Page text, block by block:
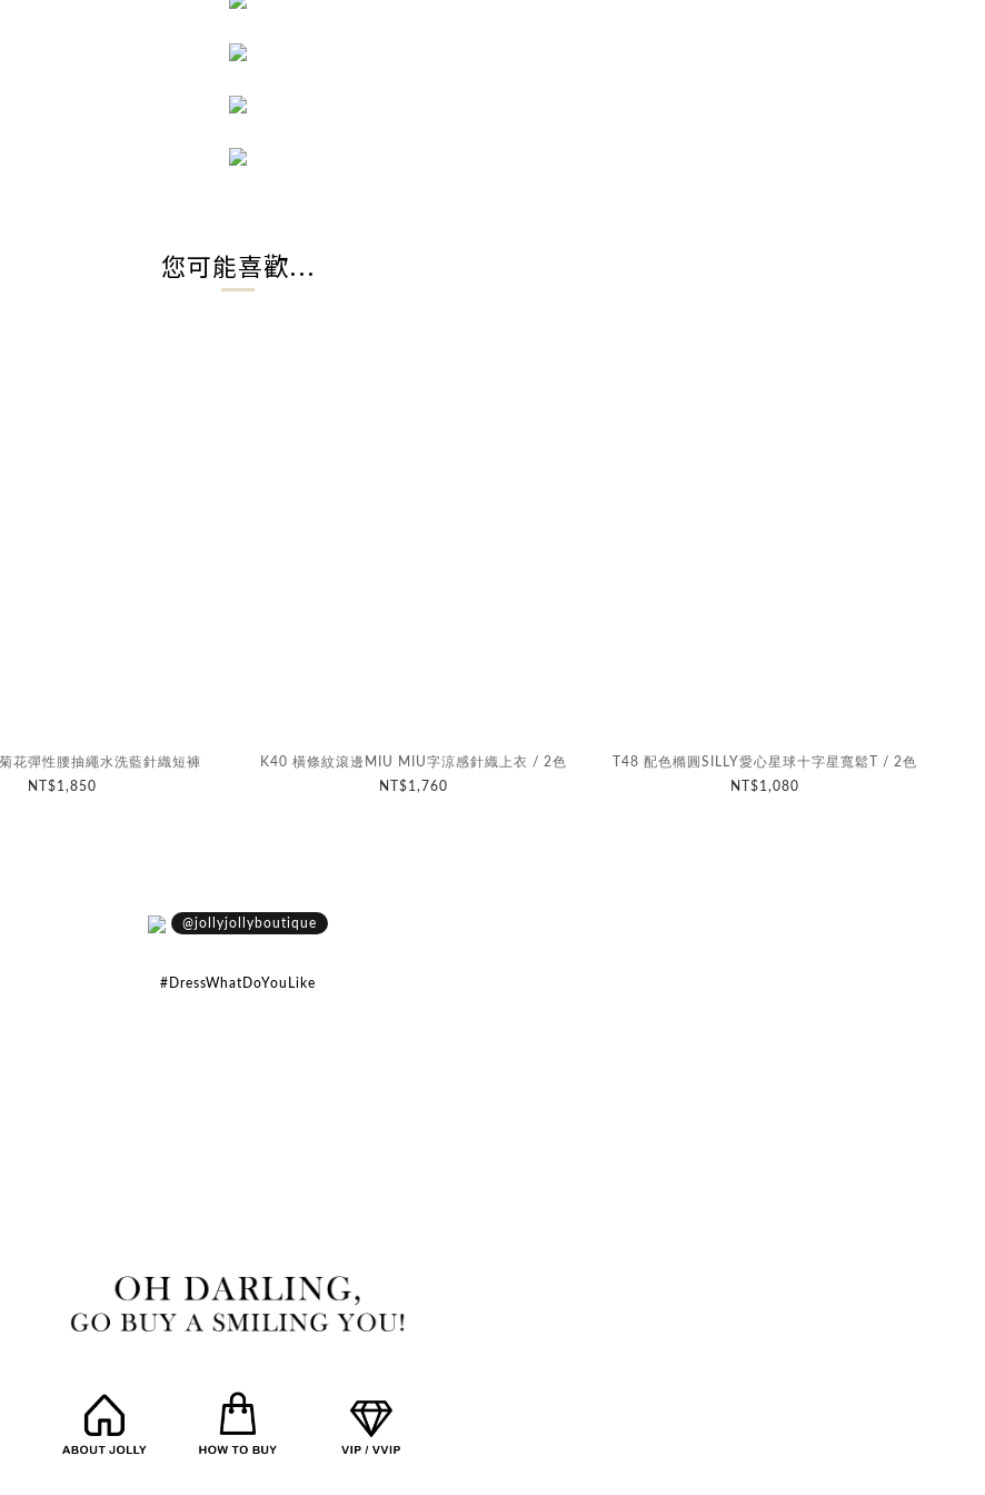
您可能喜歡...
花彈性腰抽繩水洗藍針織短褲
NT$1,850
K40 橫條紋滾邊MIU MIU字涼感針織上衣 / 2色
NT$1,760
T48 配色橢圓SILLY愛心星球十字星寬鬆T / 2色
NT$1,080
@jollyjollyboutique
#DressWhatDoYouLike